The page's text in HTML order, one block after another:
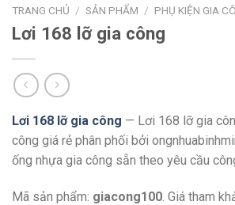
TRANG CHỦ / SẢN PHẨM / PHỤ KIỆN GIA
Lơi 168 lỡ gia công
Lơi 168 lỡ gia công — Lơi 168 lỡ gia
công giá rẻ phân phối bởi
ống nhựa gia công sẵn theo yêu cầu
Mã sản phẩm: giacong100 . Giá tham